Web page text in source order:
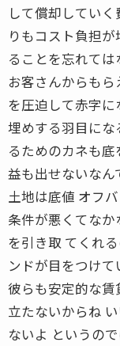
して償却してい
りもコスト負担
ることを忘れて
お客さんからも
を圧迫して赤字
埋めする羽目に
るためのカネも
益も出せないなん
土地は底値 オフ
条件が悪くてな
を引き取 てくれ
ンドが目をつけ
彼らも安定的な賃
立たないからね
ないよ というの